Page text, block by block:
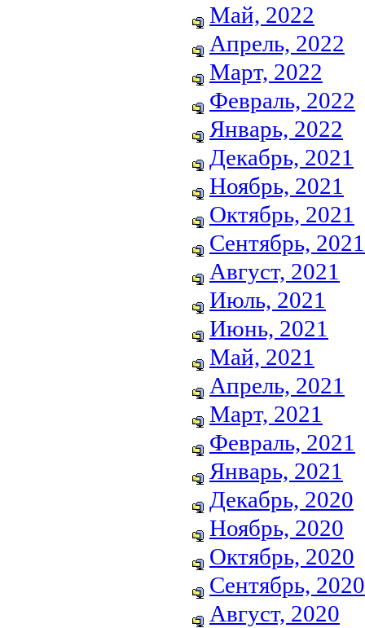
Май, 2022
Апрель, 2022
Март, 2022
Февраль, 2022
Январь, 2022
Декабрь, 2021
Ноябрь, 2021
Октябрь, 2021
Сентябрь, 2021
Август, 2021
Июль, 2021
Июнь, 2021
Май, 2021
Апрель, 2021
Март, 2021
Февраль, 2021
Январь, 2021
Декабрь, 2020
Ноябрь, 2020
Октябрь, 2020
Сентябрь, 2020
Август, 2020